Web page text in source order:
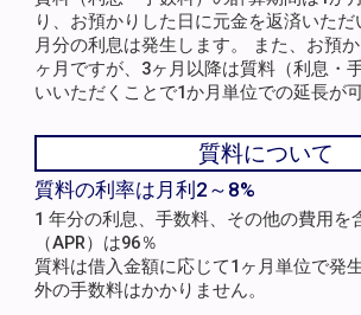
り、お預かりした日に元金を返済いただ
月分の利息は発生します。 また、お預
ヶ月ですが、3ヶ月以降は質料（利息・
いいただくことで1か月単位での延長が
質料について
質料の利率は月利2～8%
1 年分の利息、手数料、その他の費用を
（APR）は96％
質料は借入金額に応じて1ヶ月単位で発
外の手数料はかかりません。